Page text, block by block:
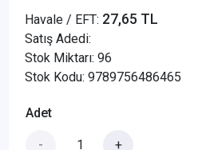
Havale / EFT: 27,65 TL
Satış Adedi:
Stok Miktarı: 96
Stok Kodu: 9789756486465
Adet
- +